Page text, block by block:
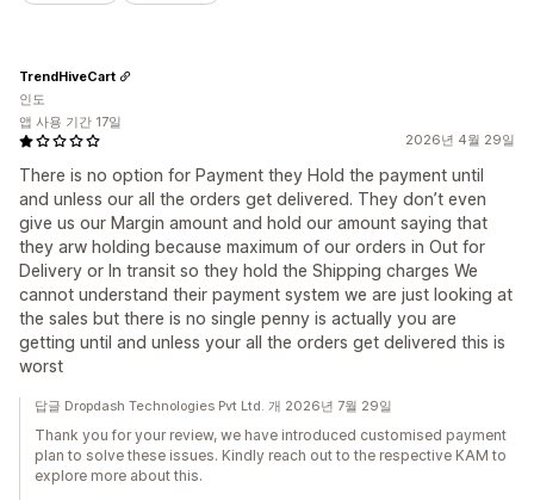
2026년 4월 29일
There is no option for Payment they Hold the payment until
and unless our all the orders get delivered. They don’t even
give us our Margin amount and hold our amount saying that
they arw holding because maximum of our orders in Out for
Delivery or In transit so they hold the Shipping charges We
cannot understand their payment system we are just looking at
the sales but there is no single penny is actually you are
getting until and unless your all the orders get delivered this is
worst
TrendHiveCart
인도
앱 사용 기간 17일
답글 Dropdash Technologies Pvt Ltd. 개 2026년 7월 29일
Thank you for your review, we have introduced customised payment
plan to solve these issues. Kindly reach out to the respective KAM to
explore more about this.